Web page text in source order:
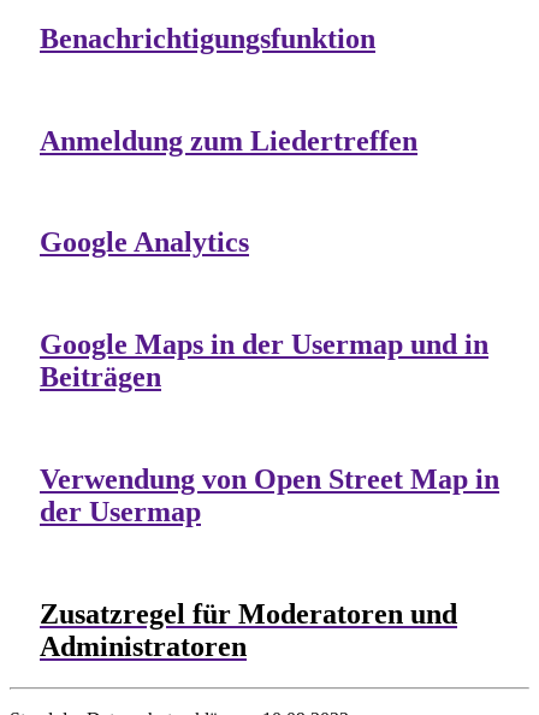
Benachrichtigungsfunktion
Anmeldung zum Liedertreffen
Google Analytics
Google Maps in der Usermap und in
Beiträgen
Verwendung von Open Street Map in
der Usermap
Zusatzregel für Moderatoren und
Administratoren